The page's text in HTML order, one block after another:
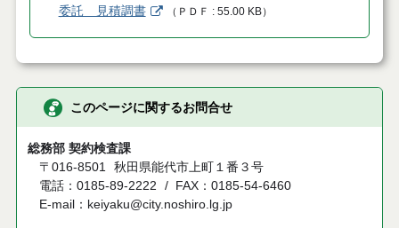
委託 見積調書
（ ＰＤＦ 55.00 KB）
このページに関するお問合せ
総務部 契約検査課
〒016-8501 秋田県能代市上町１番３号
電話：0185-89-2222
FAX：0185-54-6460
E-mail：keiyaku@city.noshiro.lg.jp